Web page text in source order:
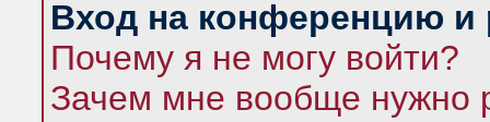
Вход на конференцию и
Почему я не могу войти?
Зачем мне вообще нужно